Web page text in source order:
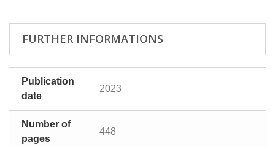
FURTHER INFORMATIONS
Publication
date
2023
Number of
pages
448